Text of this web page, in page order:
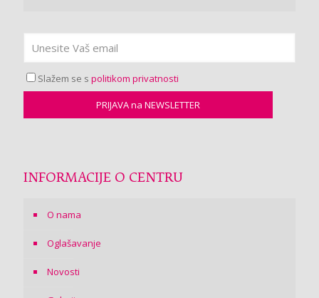
Slažem se s politikom privatnosti
INFORMACIJE O CENTRU
O nama
Oglašavanje
Novosti